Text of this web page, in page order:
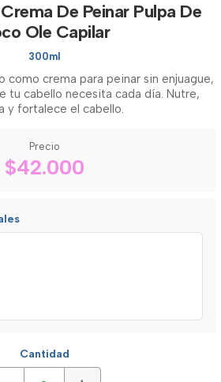
De Peinar Pulpa De
Ole Capilar
300ml
como crema para peinar sin enjuague,
tu cabello necesita cada día. Nutre,
y fortalece el cabello.
Precio
$42.000
Cantidad